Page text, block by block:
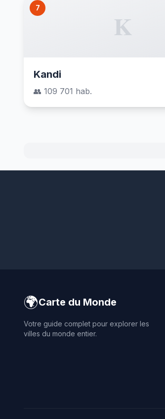
7
K
Kandi
👥 109 701 hab.
🌍Carte du Monde
Votre guide complet pour explorer les
villes du monde entier.